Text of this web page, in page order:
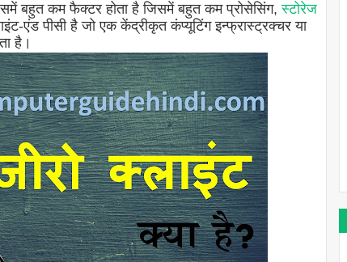
बहुत कम फैक्टर होता है जिसमें बहुत कम प्रोसेसिंग,स्टोरेज
एंड पीसी है जो एक केंद्रीकृत कंप्यूटिंग इन्फ्रास्ट्रक्चर या
है।